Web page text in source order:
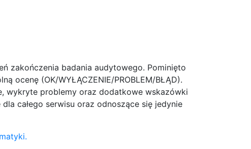
zakończenia badania audytowego. Pominięto
ocenę (OK/WYŁĄCZENIE/PROBLEM/BŁĄD).
wykryte problemy oraz dodatkowe wskazówki
całego serwisu oraz odnoszące się jedynie